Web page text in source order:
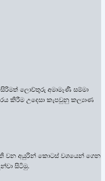
ලොව්තුරු අමාමෑණී සම්මා
කිරීම උදෙසා කැපවුනු කල්‍යාණ
වන අයුරින් කොටස් වශයෙන් ගෙන
සිටිමු.